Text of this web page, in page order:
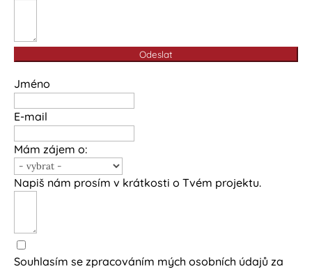
Odeslat
Jméno
E-mail
Mám zájem o:
Napiš nám prosím v krátkosti o Tvém projektu.
Souhlasím se zpracováním mých osobních údajů za